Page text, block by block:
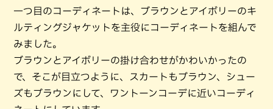
一つ目のコーディネートは、ブラウンとアイボリーのキ
ルティングジャケットを主役にコーディネートを組んで
みました。
ブラウンとアイボリーの掛け合わせがかわいかったの
で、そこが目立つように、スカートもブラウン、シュー
ズもブラウンにして、ワントーンコーデに近いコーディ